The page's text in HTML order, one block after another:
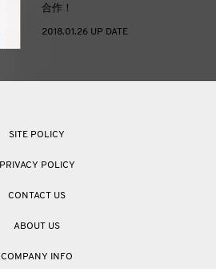
合作！
2018.01.26 UP DATE
SITE POLICY
PRIVACY POLICY
CONTACT US
ABOUT US
COMPANY INFO